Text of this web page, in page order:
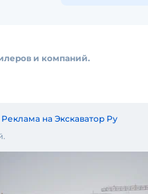
и компаний.
Реклама на Экскаватор Ру